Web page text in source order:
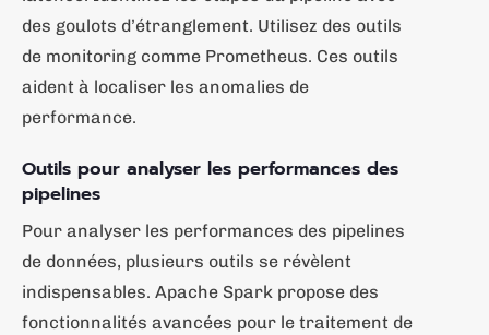
des goulots d’étranglement. Utilisez des outils
de monitoring comme Prometheus. Ces outils
aident à localiser les anomalies de
performance.
Outils pour analyser les performances des
pipelines
Pour analyser les performances des pipelines
de données, plusieurs outils se révèlent
indispensables. Apache Spark propose des
fonctionnalités avancées pour le traitement de